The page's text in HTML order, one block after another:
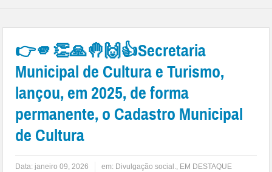
👉🫵👏🙏🤚🙌👍Secretaria
Municipal de Cultura e Turismo,
lançou, em 2025, de forma
permanente, o Cadastro Municipal
de Cultura
Data: janeiro 09, 2026 em: Divulgação social., EM DESTAQUE